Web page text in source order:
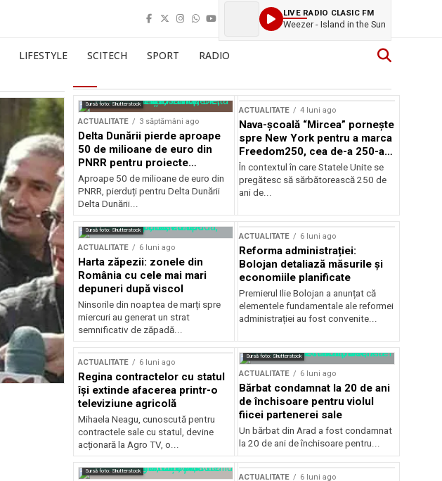
LIVE RADIO CLASIC FM
Weezer - Island in the Sun
LIFESTYLE SCITECH SPORT RADIO
Sursă foto: Shutterstock
ACTUALITATE 3 săptămâni ago
Delta Dunării pierde aproape
50 de milioane de euro din
PNRR pentru proiecte
esențiale
Aproape 50 de milioane de euro din
PNRR, pierduți pentru Delta Dunării
Delta Dunării...
ACTUALITATE 4 luni ago
Nava-școală “Mircea” pornește
spre New York pentru a marca
Freedom250, cea de-a 250-a
aniversare a Statelor Unite
În contextul în care Statele Unite se
pregătesc să sărbătorească 250 de
ani de...
Sursă foto: Shutterstock
ACTUALITATE 6 luni ago
Harta zăpezii: zonele din
România cu cele mai mari
depuneri după viscol
Ninsorile din noaptea de marți spre
miercuri au generat un strat
semnificativ de zăpadă...
ACTUALITATE 6 luni ago
Reforma administrației:
Bolojan detaliază măsurile și
economiile planificate
Premierul Ilie Bolojan a anunțat că
elementele fundamentale ale reformei
administrației au fost convenite...
ACTUALITATE 6 luni ago
Regina contractelor cu statul
își extinde afacerea printr-o
televiziune agricolă
Mihaela Neagu, cunoscută pentru
contractele sale cu statul, devine
acționară la Agro TV, o...
Sursă foto: Shutterstock
ACTUALITATE 6 luni ago
Bărbat condamnat la 20 de ani
de închisoare pentru violul
fiicei partenerei sale
Un bărbat din Arad a fost condamnat
la 20 de ani de închisoare pentru...
Sursă foto: Shutterstock
ACTUALITATE 6 luni ago